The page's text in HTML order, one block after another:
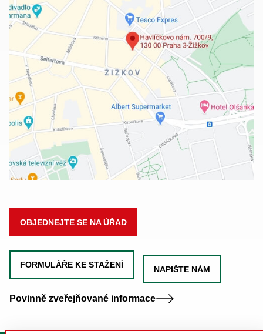
OBJEDNEJTE SE NA ÚŘAD
FORMULÁŘE KE STAŽENÍ NAPIŠTE NÁM
Povinně zveřejňované informace